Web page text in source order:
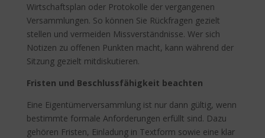
Wirtschaftsplan oder Protokolle der vergangenen
Versammlungen. So können Sie Rückfragen gezielt
stellen und vermeiden Missverständnisse. Wer sich
Notizen zu offenen Punkten macht, kann während der
Sitzung gezielt mitdiskutieren.
Fristen und Beschlussfähigkeit beachten
Eine Eigentümerversammlung ist nur dann gültig, wenn
bestimmte formale Anforderungen erfüllt sind. Dazu
gehören Fristen, Einladung in Textform sowie eine klar